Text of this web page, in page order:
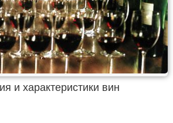
и характеристики вин